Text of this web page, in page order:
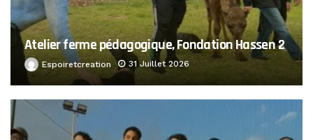
Atelier ferme pédagogique, Fondation Hassen 2
Espoiretcreation 31 Juillet 2026